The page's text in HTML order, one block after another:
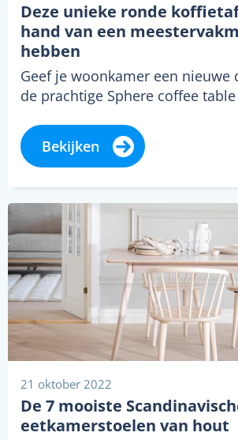
Deze unieke ronde
hand van een
hebben
Geef je woonkamer een nieuwe
de prachtige Sphere coffee
unieke…
Bekijken
21 oktober 2022
De 7 mooiste
eetkamerstoelen van hout